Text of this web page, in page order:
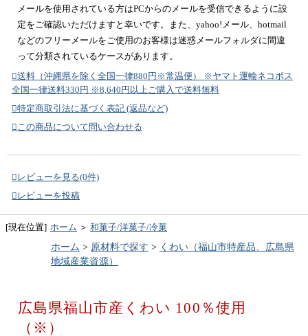
メールを使用されている方はPCからのメールを受信できるように設
定をご確認いただけますと幸いです。また、yahoo!メール、hotmail
などのフリーメールをご使用のお客様は迷惑メールフォルダに間違
って分類されているケースがあります。
送料（沖縄県を除く全国一律880円※常温便） ※ヤマト運輸ネコポス
全国一律送料330円 ※8,640円以上ご購入で送料無料
特定商取引法に基づく表記 (返品など)
この商品について問い合わせる
レビューを見る(0件)
レビューを投稿
[現在位置] ホーム ＞ 和菓子/洋菓子/冷菓
ホーム > 原材料で探す > くわい（福山市特産品、広島県
地域産業資源）
広島県福山市産くわい 100％使用
（※）